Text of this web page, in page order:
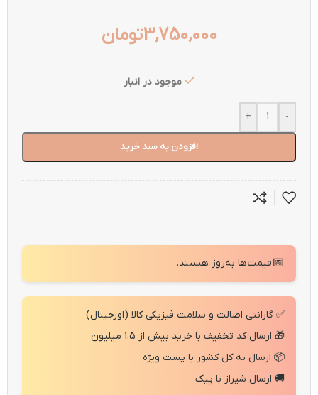
3,750,000تومان
موجود در انبار
-
+
افزودن به سبد خرید
📅قیمت‌ها به‌روز هستند.
✅ گارانتی اصالت و سلامت فیزیکی کالا (اورجینال)
🎁 ارسال کد تخفیف با خرید بیش از 1.5 میلیون
📦 ارسال به کل کشور با پست ویژه
🚚 ارسال شیراز با پیک